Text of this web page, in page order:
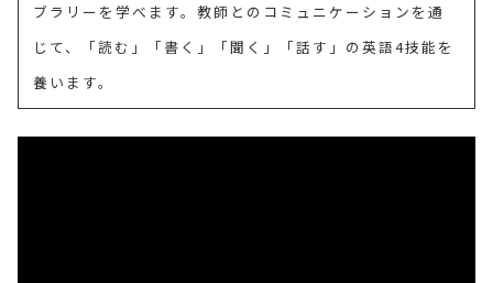
ブラリーを学べます。教師とのコミュニケーションを通
じて、「読む」「書く」「聞く」「話す」の英語4技能を
養います。